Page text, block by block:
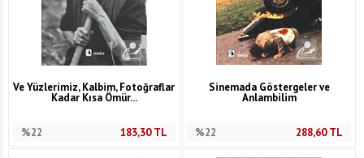
Ve Yüzlerimiz, Kalbim, Fotoğraflar
Kadar Kısa Ömür...
%22 183,30TL
Sinemada Göstergeler ve
Anlambilim
%22 288,60TL